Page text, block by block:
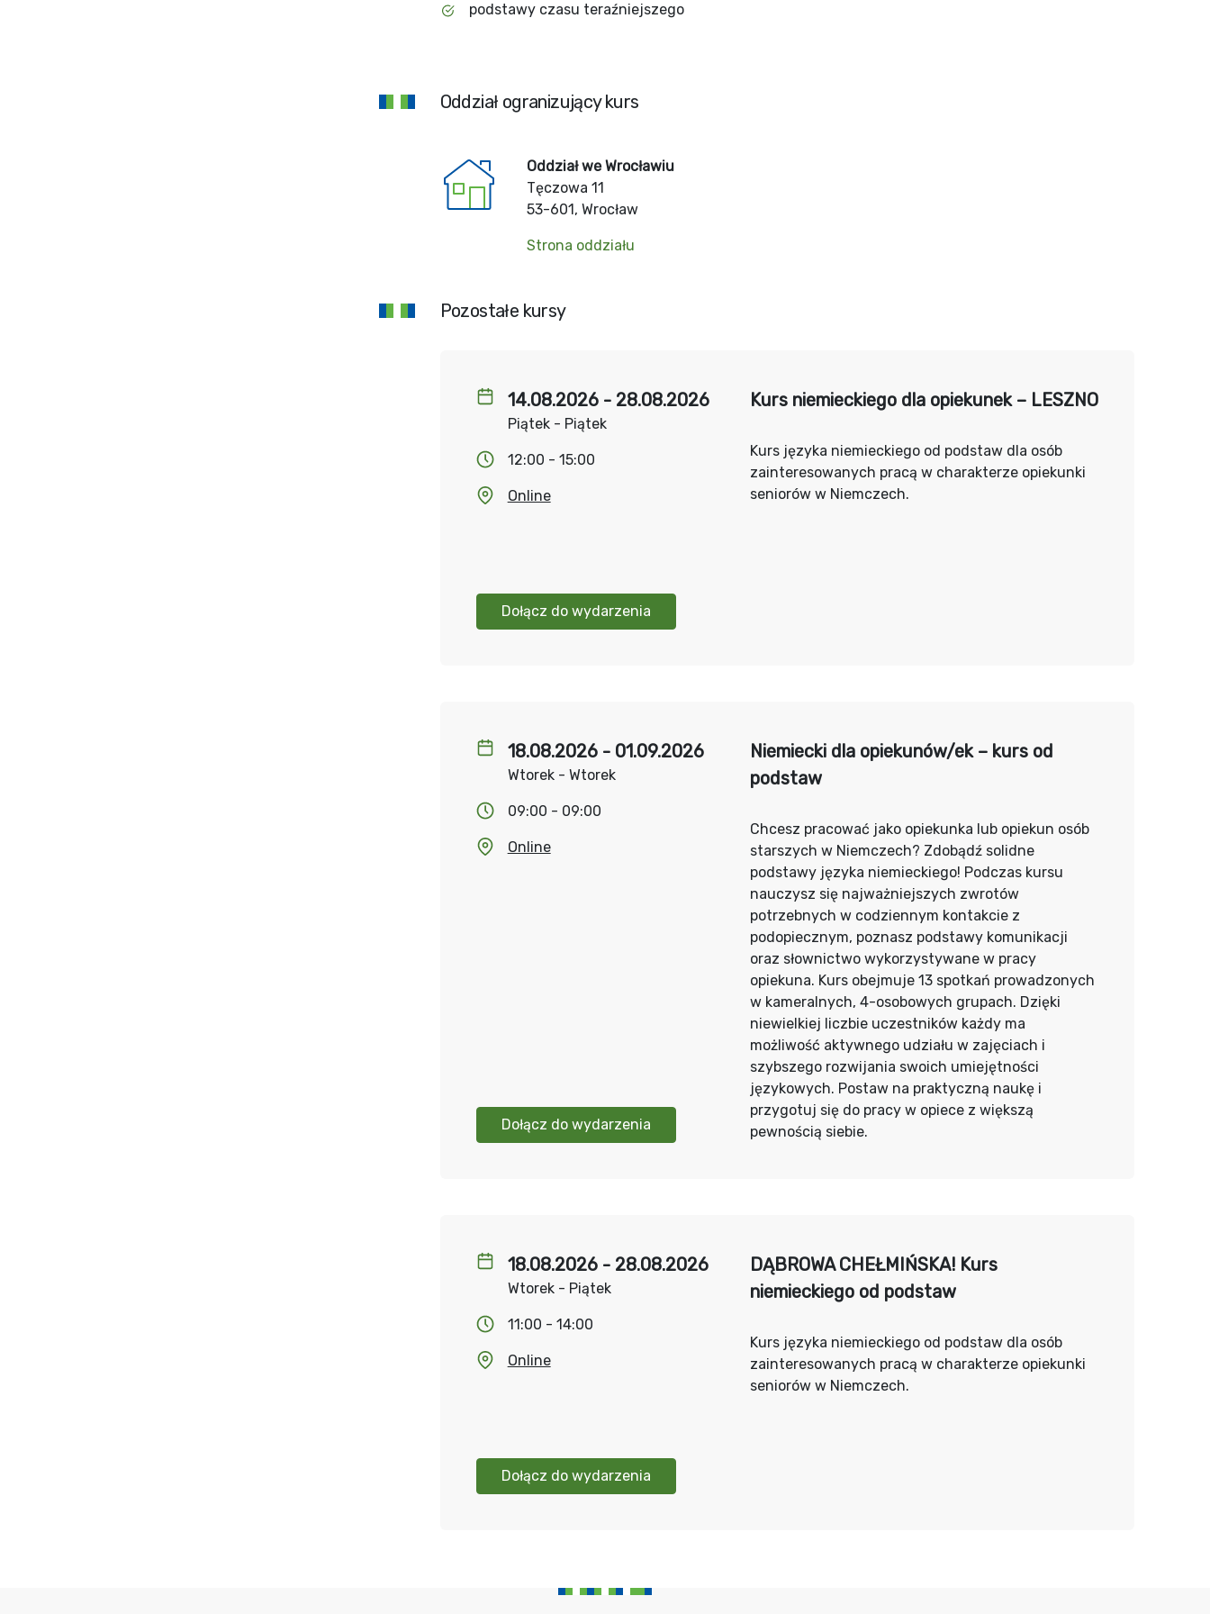
podstawy czasu teraźniejszego
Oddział ogranizujący kurs
Oddział we Wrocławiu
Tęczowa 11
53-601, Wrocław
Strona oddziału
Pozostałe kursy
14.08.2026 - 28.08.2026
Piątek - Piątek
12:00 - 15:00
Online
Dołącz do wydarzenia
Kurs niemieckiego dla opiekunek – LESZNO
Kurs języka niemieckiego od podstaw dla osób
zainteresowanych pracą w charakterze opiekunki
seniorów w Niemczech.
18.08.2026 - 01.09.2026
Wtorek - Wtorek
09:00 - 09:00
Online
Dołącz do wydarzenia
Niemiecki dla opiekunów/ek – kurs od
podstaw
Chcesz pracować jako opiekunka lub opiekun osób
starszych w Niemczech? Zdobądź solidne
podstawy języka niemieckiego! Podczas kursu
nauczysz się najważniejszych zwrotów
potrzebnych w codziennym kontakcie z
podopiecznym, poznasz podstawy komunikacji
oraz słownictwo wykorzystywane w pracy
opiekuna. Kurs obejmuje 13 spotkań prowadzonych
w kameralnych, 4-osobowych grupach. Dzięki
niewielkiej liczbie uczestników każdy ma
możliwość aktywnego udziału w zajęciach i
szybszego rozwijania swoich umiejętności
językowych. Postaw na praktyczną naukę i
przygotuj się do pracy w opiece z większą
pewnością siebie.
18.08.2026 - 28.08.2026
Wtorek - Piątek
11:00 - 14:00
Online
Dołącz do wydarzenia
DĄBROWA CHEŁMIŃSKA! Kurs
niemieckiego od podstaw
Kurs języka niemieckiego od podstaw dla osób
zainteresowanych pracą w charakterze opiekunki
seniorów w Niemczech.